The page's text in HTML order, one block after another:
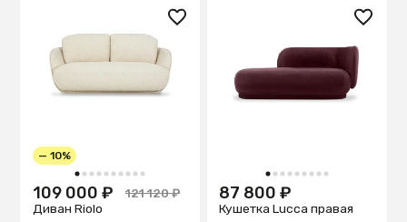
1 2 3 4 5 6 7 8 9 10
— 10%
109 000 ₽
121 120 ₽
Диван Riolo
1 2 3 4 5 6 7 8 9
87 800 ₽
Кушетка Lucca правая